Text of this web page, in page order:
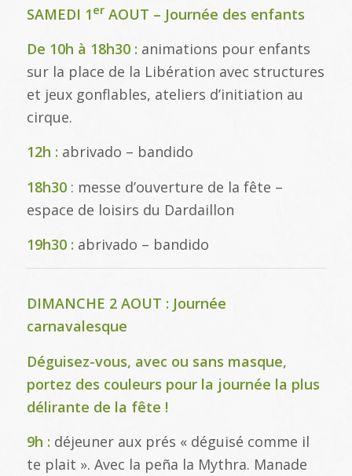
SAMEDI 1erAOUT – Journée des enfants
De 10h à 18h30 : animations pour enfants
sur la place de la Libération avec structures
et jeux gonflables, ateliers d’initiation au
cirque.
12h : abrivado – bandido
18h30: messe d’ouverture de la fête –
espace de loisirs du Dardaillon
19h30 : abrivado – bandido
DIMANCHE 2 AOUT : Journée
carnavalesque
Déguisez-vous, avec ou sans masque,
portez des couleurs pour la journée la plus
délirante de la fête !
9h : déjeuner aux prés « déguisé comme il
te plait ». Avec la peña la Mythra. Manade